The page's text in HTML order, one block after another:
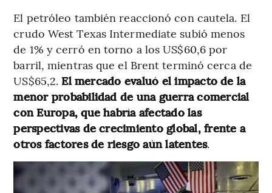
El petróleo también reaccionó con cautela. El
crudo West Texas Intermediate subió menos
de 1% y cerró en torno a los US$60,6 por
barril, mientras que el Brent terminó cerca de
US$65,2. El mercado evaluó el impacto de la
menor probabilidad de una guerra comercial
con Europa, que habría afectado las
perspectivas de crecimiento global, frente a
otros factores de riesgo aún latentes.